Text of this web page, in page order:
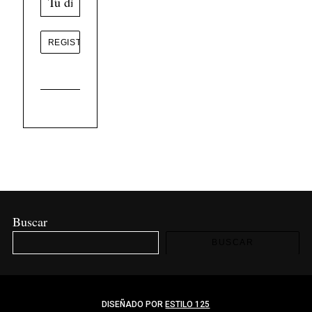
Buscar
DISEÑADO PORESTILO 125